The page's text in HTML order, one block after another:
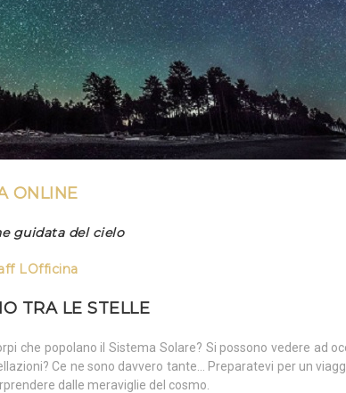
ONLINE
guidata del cielo
LOfficina
TRA LE STELLE
che popolano il Sistema Solare? Si possono vedere ad
Ce ne sono davvero tante… Preparatevi per un
dalle meraviglie del cosmo.